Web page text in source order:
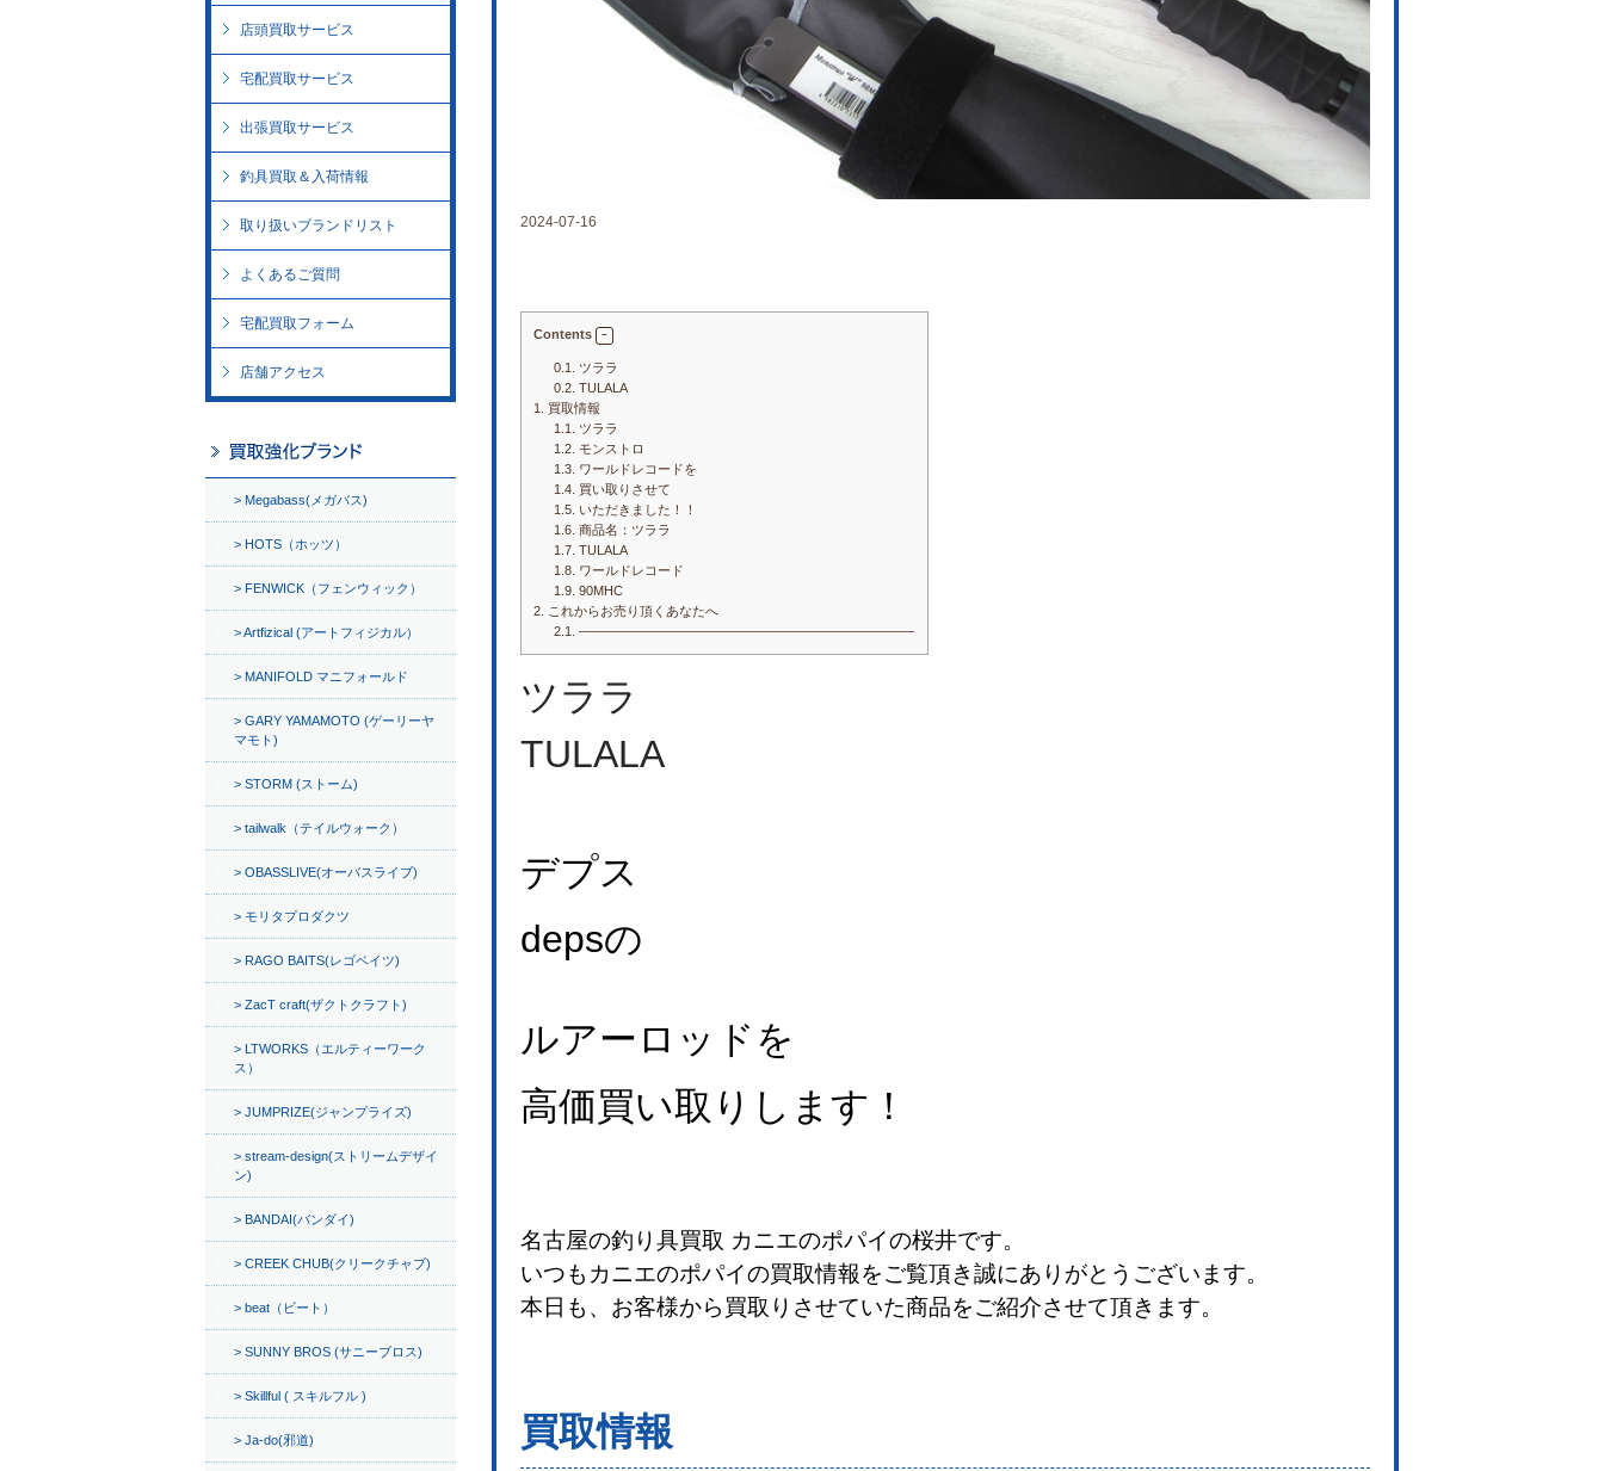
2024-07-16
Contents
0.1.
ツララ
0.2. TULALA
1.
買取情報
1.1.
ツララ
1.2. モンストロ
1.3. ワールドレコードを
1.4. 買い取りさせて
1.5. いただきました！！
1.6. 商品名：ツララ
1.7. TULALA
1.8. ワールドレコード
1.9. 90MHC
2.
これからお売り頂くあなたへ
2.1.
—————————————————————————–
ツララ
TULALA
デプス
depsの
ルアーロッドを
高価買い取りします！
名古屋の釣り具買取 カニエのポパイの桜井です。
いつもカニエのポパイの買取情報をご覧頂き誠にありがとうございます。
本日も、お客様から買取りさせていた商品をご紹介させて頂きます。
買取情報
店頭買取サービス
宅配買取サービス
出張買取サービス
釣具買取＆入荷情報
取り扱いブランドリスト
よくあるご質問
宅配買取フォーム
店舗アクセス
Megabass(メガバス)
HOTS（ホッツ）
FENWICK（フェンウィック）
Artfizical (アートフィジカル）
MANIFOLD マニフォールド
GARY YAMAMOTO (ゲーリーヤ
マモト)
STORM (ストーム)
tailwalk（テイルウォーク）
OBASSLIVE(オーバスライブ)
モリタプロダクツ
RAGO BAITS(レゴベイツ)
ZacT craft(ザクトクラフト)
LTWORKS（エルティーワーク
ス）
JUMPRIZE(ジャンプライズ)
stream-design(ストリームデザイ
ン)
BANDAI(バンダイ)
CREEK CHUB(クリークチャブ)
beat（ビート）
SUNNY BROS (サニーブロス)
Skillful ( スキルフル )
Ja-do(邪道)